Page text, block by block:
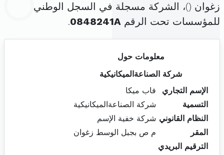
زغوان ()، الشركة مسجلة في السجل الوطني
للمؤسسات تحت الرقم 0848241A
.
معلومات حول
شركة الصناعةالميكانيكية
الإسم التجاري
فاب ميكا
التسمية
شركة الصناعةالميكانيكية
النظام القانوني شركة خفية الإسم
المقر
م ص بجبل الوسط زغوان
الترقيم البريدي